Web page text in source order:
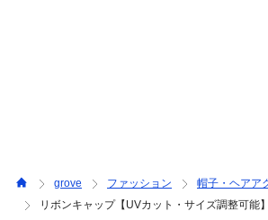
grove ファッション 帽子・ヘアア
リボンキャップ【UVカット・サイズ調整可能】